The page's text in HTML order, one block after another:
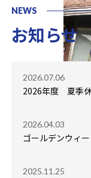
NEWS
お知らせ
2026.07.06
2026年度 夏季
2026.04.03
ゴールデンウィ
2025.11.25